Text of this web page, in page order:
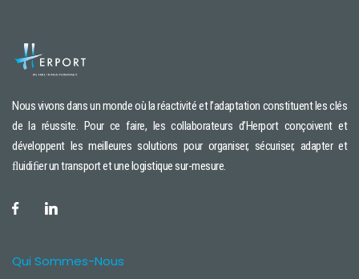
Nous vivons dans un monde où la réactivité et l’adaptation constituent les clés
de la réussite. Pour ce faire, les collaborateurs d’Herport conçoivent et
développent les meilleures solutions pour organiser, sécuriser, adapter et
ﬂuidiﬁer un transport et une logistique sur-mesure.
Qui Sommes-Nous